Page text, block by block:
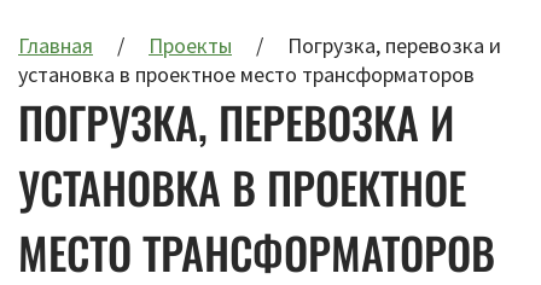
Главная Проекты
Погрузка, перевозка и
установка в проектное место трансформаторов
ПОГРУЗКА, ПЕРЕВОЗКА И
УСТАНОВКА В ПРОЕКТНОЕ
МЕСТО ТРАНСФОРМАТОРОВ